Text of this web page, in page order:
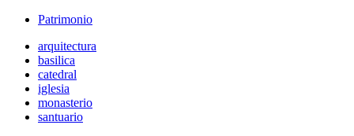
Patrimonio
arquitectura
basilica
catedral
iglesia
monasterio
santuario